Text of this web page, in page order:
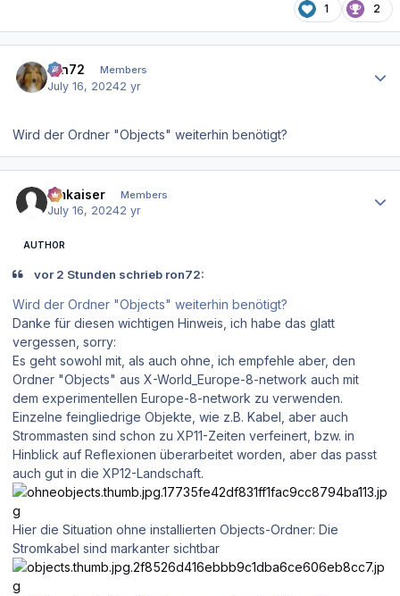
1 2
ron72 Members
July 16, 20242 yr
Wird der Ordner "Objects" weiterhin benötigt?
hmkaiser Members
July 16, 20242 yr
AUTHOR
vor 2 Stunden schrieb ron72:
Wird der Ordner "Objects" weiterhin benötigt?
Danke für diesen wichtigen Hinweis, ich habe das glatt
vergessen, sorry:
Es geht sowohl mit, als auch ohne, ich empfehle aber, den
Ordner "Objects" aus X-World_Europe-8-network auch mit
dem experimentellen Europe-8-network zu verwenden.
Einzelne feingliedrige Objekte, wie z.B. Kabel, aber auch
Strommasten sind schon zu XP11-Zeiten verfeinert, bzw. in
Hinblick auf Reflexionen überarbeitet worden, aber das passt
auch gut in die XP12-Landschaft.
Hier die Situation ohne installierten Objects-Ordner: Die
Stromkabel sind markanter sichtbar